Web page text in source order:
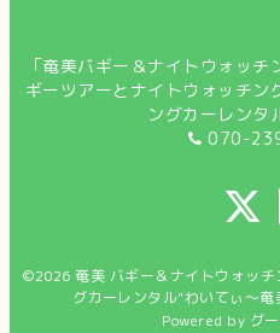
「奄美バギー＆ナイトウォッ
ギーツアーとナイトウォッチン
ングカーレンタ
070-
©2026 奄美 バギー＆ナイトウォッ
グカーレンタル"わいてぃ～奄
Powered by グ